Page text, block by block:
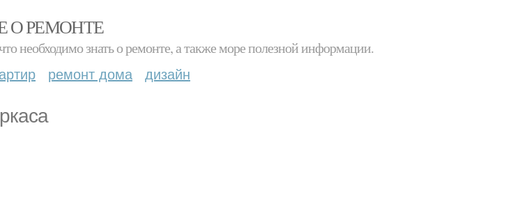
О РЕМОНТЕ
необходимо знать о ремонте, а также море полезной информации.
ремонт дома дизайн